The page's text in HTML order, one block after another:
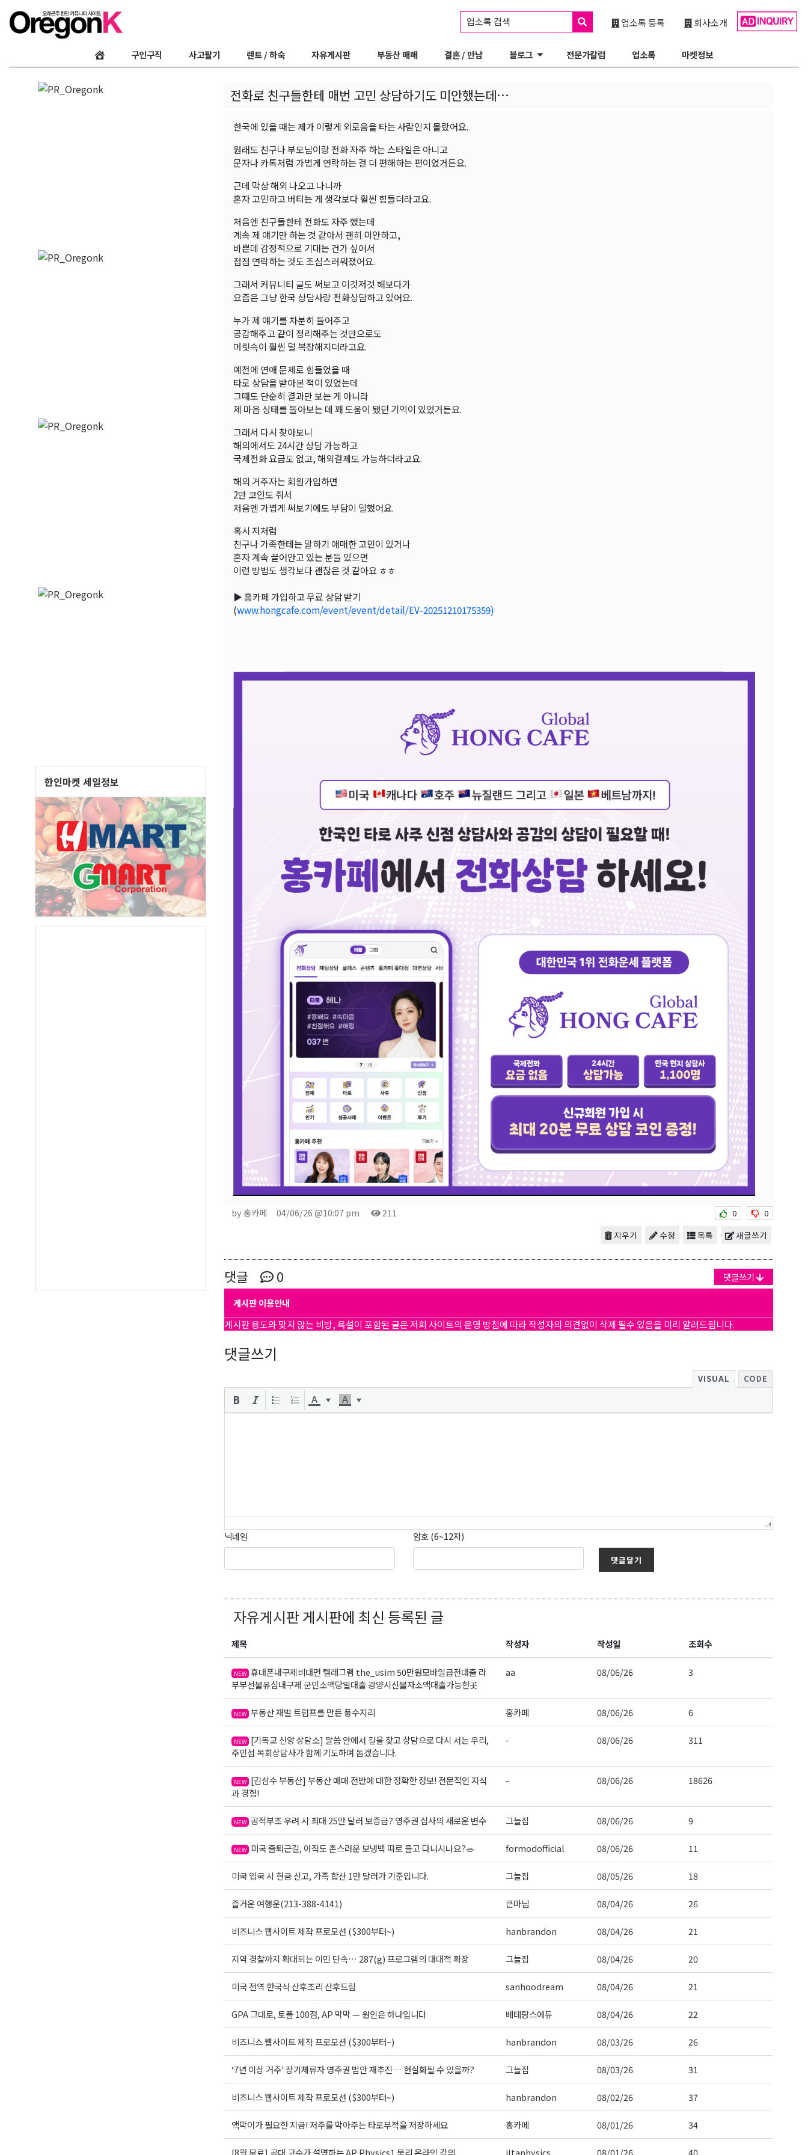
회사소개
업소록 등록
업소록 검색
구인구직 사고팔기 렌트 / 하숙 자유게시판 부동산 매매 결혼 / 만남 블로그 전문가칼럼 업소록 마켓정보
한인마켓 세일정보
전화로 친구들한테 매번 고민 상담하기도 미안했는데…
한국에 있을 때는 제가 이렇게 외로움을 타는 사람인지 몰랐어요.
원래도 친구나 부모님이랑 전화 자주 하는 스타일은 아니고
문자나 카톡처럼 가볍게 연락하는 걸 더 편해하는 편이었거든요.
근데 막상 해외 나오고 나니까
혼자 고민하고 버티는 게 생각보다 훨씬 힘들더라고요.
처음엔 친구들한테 전화도 자주 했는데
계속 제 얘기만 하는 것 같아서 괜히 미안하고,
바쁜데 감정적으로 기대는 건가 싶어서
점점 연락하는 것도 조심스러워졌어요.
그래서 커뮤니티 글도 써보고 이것저것 해보다가
요즘은 그냥 한국 상담사랑 전화상담하고 있어요.
누가 제 얘기를 차분히 들어주고
공감해주고 같이 정리해주는 것만으로도
머릿속이 훨씬 덜 복잡해지더라고요.
예전에 연애 문제로 힘들었을 때
타로 상담을 받아본 적이 있었는데
그때도 단순히 결과만 보는 게 아니라
제 마음 상태를 돌아보는 데 꽤 도움이 됐던 기억이 있었거든요.
그래서 다시 찾아보니
해외에서도 24시간 상담 가능하고
국제전화 요금도 없고, 해외결제도 가능하더라고요.
해외 거주자는 회원가입하면
2만 코인도 줘서
처음엔 가볍게 써보기에도 부담이 덜했어요.
혹시 저처럼
친구나 가족한테는 말하기 애매한 고민이 있거나
혼자 계속 끌어안고 있는 분들 있으면
이런 방법도 생각보다 괜찮은 것 같아요 ㅎㅎ
▶ 홍카페 가입하고 무료 상담 받기
(www.hongcafe.com/event/event/detail/EV-20251210175359)
by 홍카페 04/06/26 @10:07 pm 211 0 0
새글쓰기
목록
수정
지우기
댓글 0 댓글쓰기
게시판 이용안내
게시판 용도와 맞지 않는 비방, 욕설이 포함된 글은 저희 사이트의 운영 방침에 따라 작성자의 의견없이 삭제 될수 있음을 미리 알려드립니다.
댓글쓰기
VISUAL CODE
닉네임 암호 (6~12자)
댓글달기
자유게시판게시판에 최신 등록된 글
제목 작성자 작성일 조회수
NEW 휴대폰내구제비대면 텔레그램 the_usim 50만원모바일급전대출 라
부부선불유심내구제 군인소액당일대출 광양시신불자소액대출가능한곳
aa 08/06/26 3
NEW 부동산 재벌 트럼프를 만든 풍수지리 홍카페 08/06/26 6
NEW [기독교 신앙 상담소] 말씀 안에서 길을 찾고 상담으로 다시 서는 우리,
주인섭 목회상담사가 함께 기도하며 돕겠습니다.
- 08/06/26 311
NEW [김삼수 부동산] 부동산 매매 전반에 대한 정확한 정보! 전문적인 지식
과 경험!
- 08/06/26 18626
NEW 공적부조 우려 시 최대 25만 달러 보증금? 영주권 심사의 새로운 변수 그늘집 08/06/26 9
NEW 미국 출퇴근길, 아직도 촌스러운 보냉백 따로 들고 다니시나요?🥗 formodofficial 08/06/26 11
미국 입국 시 현금 신고, 가족 합산 1만 달러가 기준입니다. 그늘집 08/05/26 18
즐거운 여행운(213-388-4141) 큰마님 08/04/26 26
비즈니스 웹사이트 제작 프로모션 ($300부터~) hanbrandon 08/04/26 21
지역 경찰까지 확대되는 이민 단속… 287(g) 프로그램의 대대적 확장 그늘집 08/04/26 20
미국 전역 한국식 산후조리 산후드림 sanhoodream 08/04/26 21
GPA 그대로, 토플 100점, AP 막막 — 원인은 하나입니다 베테랑스에듀 08/04/26 22
비즈니스 웹사이트 제작 프로모션 ($300부터~) hanbrandon 08/03/26 26
‘7년 이상 거주’ 장기체류자 영주권 법안 재추진… 현실화될 수 있을까? 그늘집 08/03/26 31
비즈니스 웹사이트 제작 프로모션 ($300부터~) hanbrandon 08/02/26 37
액막이가 필요한 지금! 저주를 막아주는 타로부적을 저장하세요 홍카페 08/01/26 34
[8월 무료] 공대 교수가 설명하는 AP Physics1 물리 온라인 강의 iltaphysics 08/01/26 40